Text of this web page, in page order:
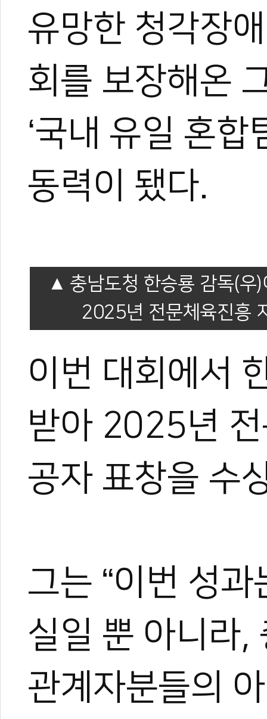
유망한 청각장
회를 보장해온
‘국내 유일 혼합
동력이 됐다.
충남도청 한승룡 감독(우
2025년 전문체육진흥
이번 대회에서
받아 2025년
공자 표창을 수
그는 “이번 성
실일 뿐 아니라,
관계자분들의
야)와 대학 겸임교수로도
화 발전에 힘쓰고 있다.